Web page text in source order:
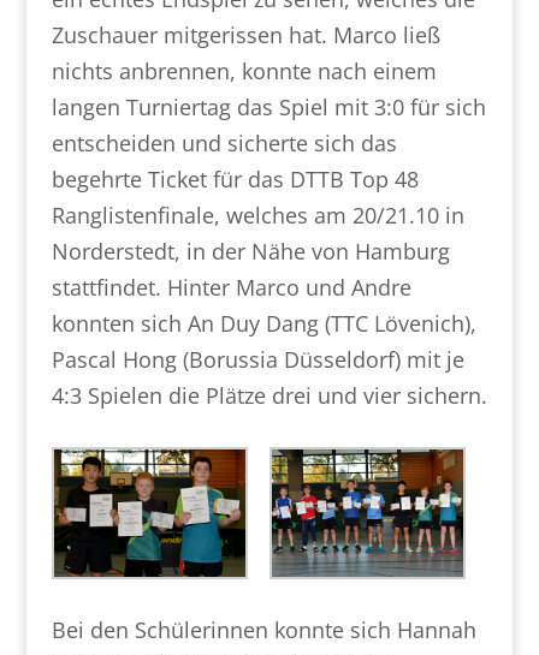
Zuschauer mitgerissen hat. Marco ließ
nichts anbrennen, konnte nach einem
langen Turniertag das Spiel mit 3:0 für sich
entscheiden und sicherte sich das
begehrte Ticket für das DTTB Top 48
Ranglistenfinale, welches am 20/21.10 in
Norderstedt, in der Nähe von Hamburg
stattfindet. Hinter Marco und Andre
konnten sich An Duy Dang (TTC Lövenich),
Pascal Hong (Borussia Düsseldorf) mit je
4:3 Spielen die Plätze drei und vier sichern.
Bei den Schülerinnen konnte sich Hannah